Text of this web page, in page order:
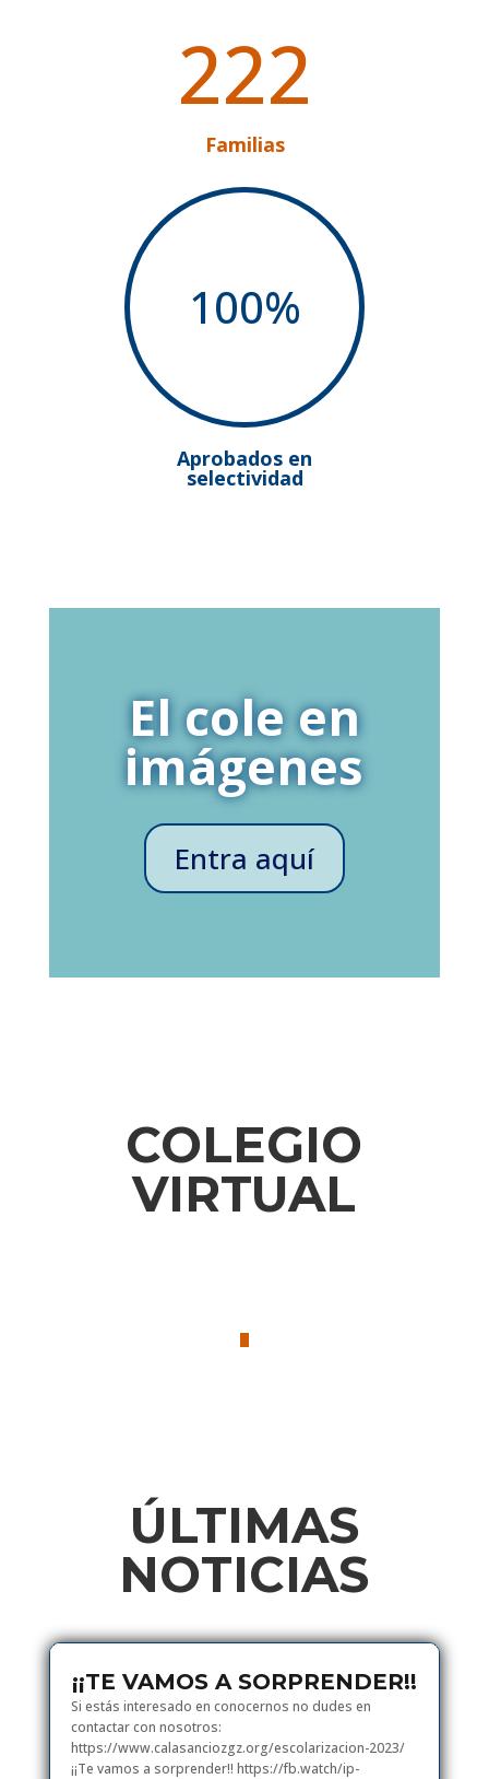
222
Familias
100%
Aprobados en
selectividad
El cole en
imágenes
Entra aquí
COLEGIO
VIRTUAL
ÚLTIMAS
NOTICIAS
¡¡TE VAMOS A SORPRENDER!!
Si estás interesado en conocernos no dudes en
contactar con nosotros:
https://www.calasanciozgz.org/escolarizacion-2023/
¡¡Te vamos a sorprender!! https://fb.watch/ip-